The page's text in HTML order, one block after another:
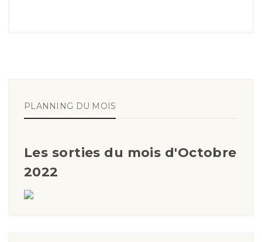
PLANNING DU MOIS
Les sorties du mois d'Octobre
2022